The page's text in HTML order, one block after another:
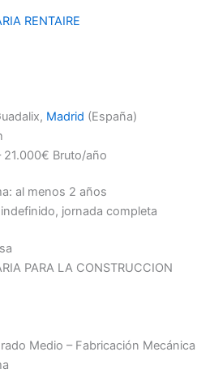
RENTAIRE
Madrid (España)
21.000€ Bruto/año
al menos 2 años
jornada completa
PARA LA CONSTRUCCION
Medio – Fabricación Mecánica